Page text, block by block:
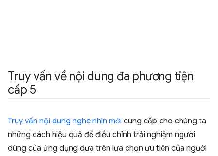
Truy vấn về nội dung đa phương tiện
cấp 5
Truy vấn nội dung nghe nhìn mới cung cấp cho chúng ta
những cách hiệu quả để điều chỉnh trải nghiệm người
dùng của ứng dụng dựa trên lựa chọn ưu tiên của người